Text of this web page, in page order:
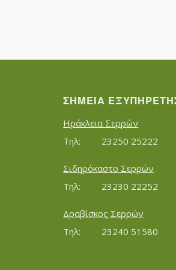
ΣΗΜΕΊΑ
Ηράκλεια Σερρών
Τηλ:		23250 25222
Σιδηρόκαστο Σερρών
Τηλ:		23230 22252
Δραβίσκος Σερρών
Τηλ:		23240 51580